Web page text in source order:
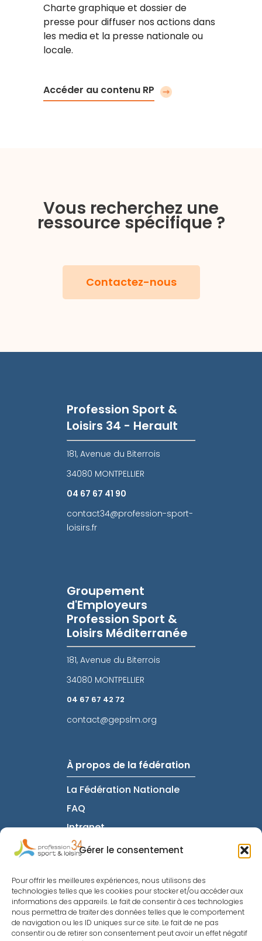
Gérer le consentement
Pour offrir les meilleures expériences, nous utilisons des
technologies telles que les cookies pour stocker et/ou accéder aux
informations des appareils. Le fait de consentir à ces technologies
nous permettra de traiter des données telles que le comportement
de navigation ou les ID uniques sur ce site. Le fait de ne pas
consentir ou de retirer son consentement peut avoir un effet négatif
Charte graphique et dossier de
presse pour diffuser nos actions dans
les media et la presse nationale ou
locale.
Accéder au contenu RP
Vous recherchez une
ressource spécifique ?
Contactez-nous
Profession Sport &
Loisirs 34 - Herault
181, Avenue du Biterrois
34080 MONTPELLIER
04 67 67 41 90
contact34@profession-sport-
loisirs.fr
Groupement
d'Employeurs
Profession Sport &
Loisirs Méditerranée
181, Avenue du Biterrois
34080 MONTPELLIER
04 67 67 42 72
contact@gepslm.org
À propos de la fédération
La Fédération Nationale
FAQ
Intranet
Informations utiles
Mentions Légales
Politique de
confidentiatlité